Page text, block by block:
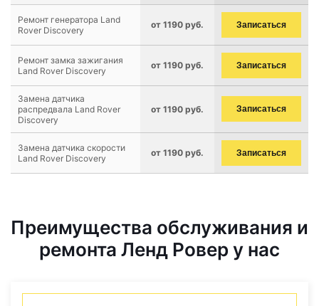
Ремонт генератора Land
Rover Discovery
от 1190 руб. Записаться
Ремонт замка зажигания
Land Rover Discovery
от 1190 руб. Записаться
Замена датчика
распредвала Land Rover
Discovery
от 1190 руб. Записаться
Замена датчика скорости
Land Rover Discovery
от 1190 руб. Записаться
Преимущества обслуживания и
ремонта Ленд Ровер у нас